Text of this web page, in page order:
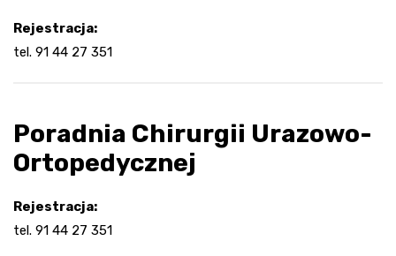
Rejestracja:
tel. 91 44 27 351
Poradnia Chirurgii Urazowo-
Ortopedycznej
Rejestracja:
tel. 91 44 27 351